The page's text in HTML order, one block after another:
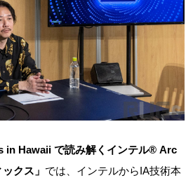
in Hawaii で読み解くインテル® Arc
クス」 では、インテルからIA技術本